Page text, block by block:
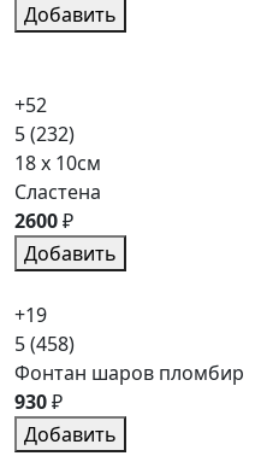
Добавить
+52
5(232)
18 x 10см
Сластена
2600₽
Добавить
+19
5(458)
Фонтан шаров пломбир
930₽
Добавить